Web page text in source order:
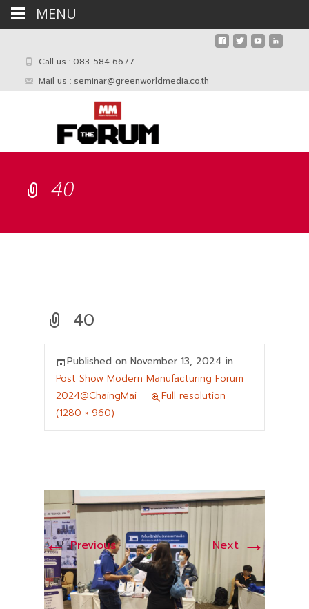
Call us : 083-584 6677
Mail us : seminar@greenworldmedia.co.th
40
40
Published on November 13, 2024 in
Post Show Modern Manufacturing Forum
2024@ChaingMai
Full resolution
(1280 × 960)
←Previous Next →
MENU